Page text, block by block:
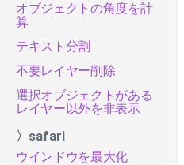
オブジェクトの角度を計
算
テキスト分割
不要レイヤー削除
選択オブジェクトがある
レイヤー以外を非表示
〉safari
ウインドウを最大化